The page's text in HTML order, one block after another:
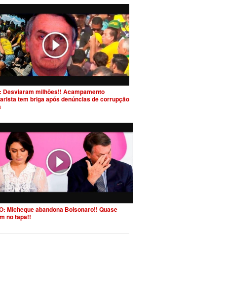
Desviaram milhões!! Acampamento
tem briga após denúncias de corrupção
Micheque abandona Bolsonaro!! Quase
no tapa!!